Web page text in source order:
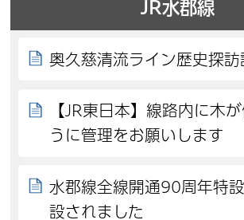
JR水郡線
奥久慈清流ライン歴史探訪
【JR東日本】線路内に木
うに管理をお願いします
水郡線全線開通90周年特
設されました